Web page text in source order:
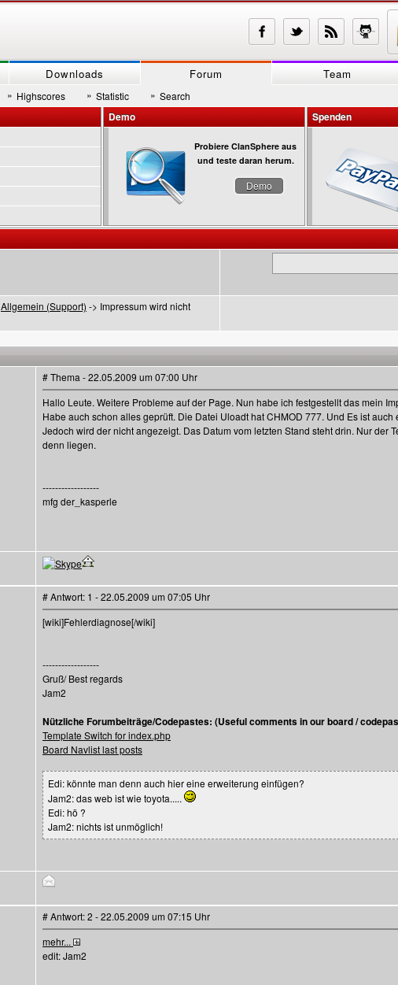
Downloads Forum Team
» Highscores » Statistic » Search
Demo
Probiere ClanSphere aus
und teste daran herum.
Demo
Spenden
Allgemein (Support) -> Impressum wird nicht
# Thema - 22.05.2009 um 07:00 Uhr
Hallo Leute. Weitere Probleme auf der Page. Nun habe ich festgestellt das mein
Habe auch schon alles geprüft. Die Datei Uloadt hat CHMOD 777. Und Es ist auch
Jedoch wird der nicht angezeigt. Das Datum vom letzten Stand steht drin. Nur der
denn liegen.
------------------
mfg der_kasperle
# Antwort: 1 - 22.05.2009 um 07:05 Uhr
[wiki]Fehlerdiagnose[/wiki]
------------------
Gruß/ Best regards
Jam2
Nützliche Forumbeiträge/Codepastes: (Useful comments in our board /
Template Switch for index.php
Board Navlist last posts
Edi: könnte man denn auch hier eine erweiterung einfügen?
Jam2: das web ist wie toyota.....
Edi: hö ?
Jam2: nichts ist unmöglich!
# Antwort: 2 - 22.05.2009 um 07:15 Uhr
mehr...
edit: Jam2